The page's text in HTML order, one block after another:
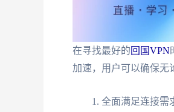
在寻找最好的回国VPN
加速，用户可以确保无
全面满足连接需